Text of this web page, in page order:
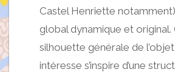
Castel Henriette
global dynamique et original.
silhouette générale de
intéresse s’inspire d’une